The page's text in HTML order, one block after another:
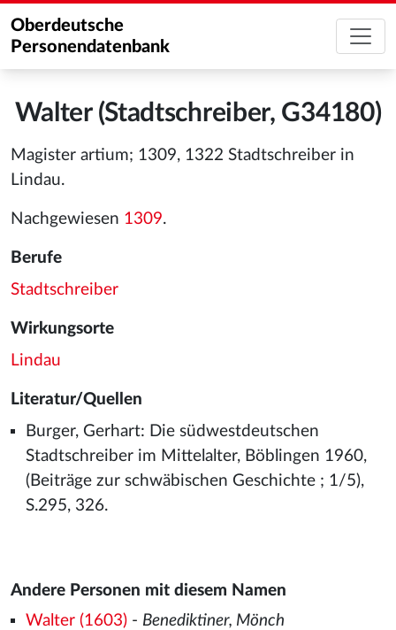
Oberdeutsche
Personendatenbank
Walter (Stadtschreiber, G34180)
Magister artium; 1309, 1322 Stadtschreiber in
Lindau.
Nachgewiesen 1309.
Berufe
Stadtschreiber
Wirkungsorte
Lindau
Literatur/Quellen
Burger, Gerhart: Die südwestdeutschen
Stadtschreiber im Mittelalter, Böblingen 1960,
(Beiträge zur schwäbischen Geschichte ; 1/5),
S.295, 326.
Andere Personen mit diesem Namen
Walter (1603)- Benediktiner, Mönch